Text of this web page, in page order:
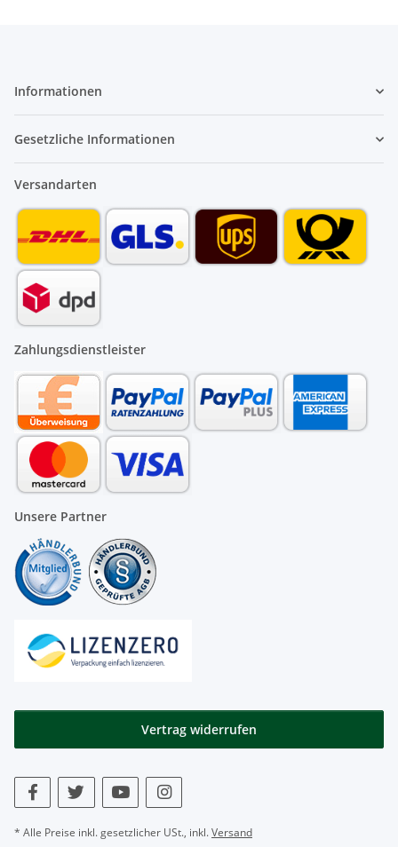
Informationen
Gesetzliche Informationen
Versandarten
Zahlungsdienstleister
Unsere Partner
Vertrag widerrufen
* Alle Preise inkl. gesetzlicher USt., inkl.Versand